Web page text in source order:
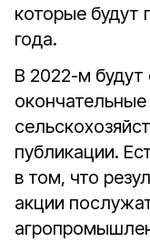
которые будут
года.
В 2022-м будут
окончательные
публикации.
в том, что
акции